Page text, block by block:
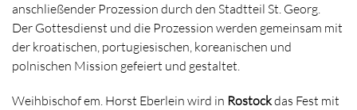
anschließender Prozession durch den Stadtteil St. Georg.
Der Gottesdienst und die Prozession werden gemeinsam mit
der kroatischen, portugiesischen, koreanischen und
polnischen Mission gefeiert und gestaltet.
Weihbischof em. Horst Eberlein wird in Rostockdas Fest mit